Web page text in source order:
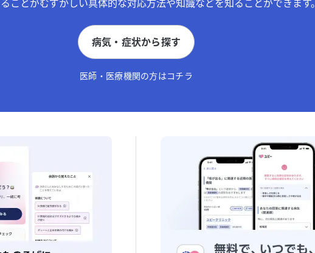
ことがむずかしい具体的な対応方法や知識などを知ることができます。
病気・症状から探す
医師・医療機関の方はコチラ